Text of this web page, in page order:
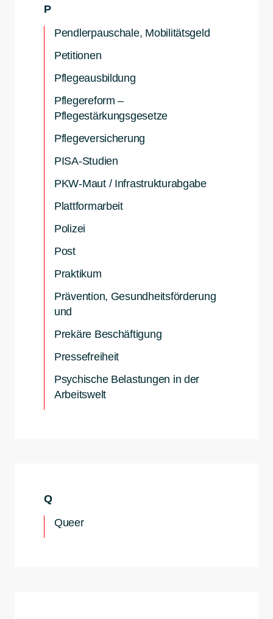
P
Pendlerpauschale, Mobilitätsgeld
Petitionen
Pflegeausbildung
Pflegereform –
Pflegestärkungsgesetze
Pflegeversicherung
PISA-Studien
PKW-Maut / Infrastrukturabgabe
Plattformarbeit
Polizei
Post
Praktikum
Prävention, Gesundheitsförderung
und
Prekäre Beschäftigung
Pressefreiheit
Psychische Belastungen in der
Arbeitswelt
Q
Queer